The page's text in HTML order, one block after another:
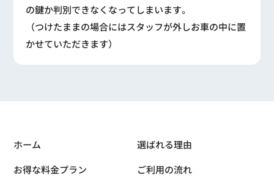
の鍵か判別できなくなってしまいます。
（つけたままの場合にはスタッフが外しお車の中に置
かせていただきます）
ホーム
選ばれる理由
お得な料金プラン
ご利用の流れ